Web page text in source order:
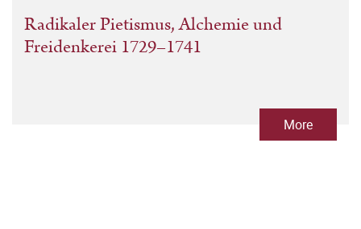
Radikaler Pietismus, Alchemie und
Freidenkerei 1729–1741
More